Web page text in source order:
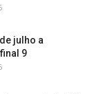
julho a
9